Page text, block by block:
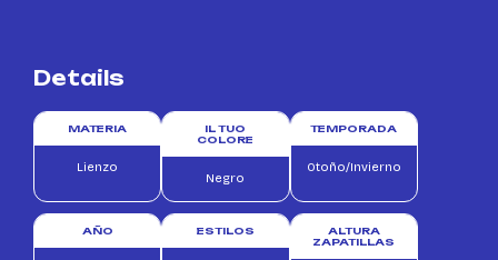
Details
MATERIA
Lienzo
IL TUO
COLORE
Negro
TEMPORADA
Otoño/Invierno
AÑO ESTILOS
ALTURA
ZAPATILLAS